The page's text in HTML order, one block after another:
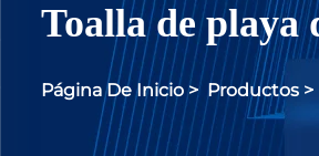
Toalla de playa
Página De Inicio> Productos >